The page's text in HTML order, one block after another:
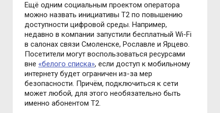
Ещё одним социальным проектом оператора
можно назвать инициативы T2 по повышению
доступности цифровой среды. Например,
недавно в компании запустили бесплатный Wi-Fi
в салонах связи Смоленске, Рославле и Ярцево.
Посетители могут воспользоваться ресурсами
вне «белого списка», если доступ к мобильному
интернету будет ограничен из-за мер
безопасности. Причём, подключиться к сети
может любой, для этого необязательно быть
именно абонентом T2.